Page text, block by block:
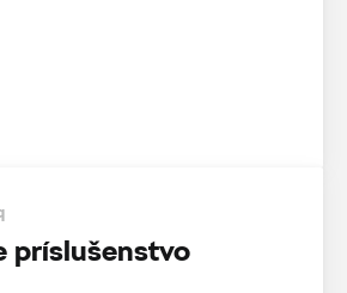
príslušenstvo